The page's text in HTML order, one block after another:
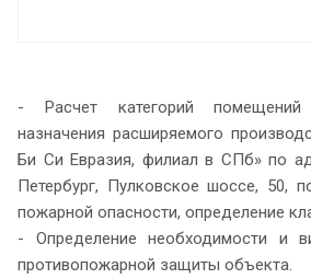
- Расчет категорий помещений
назначения расширяемого
Би Си Евразия, филиал в СПб» по
Петербург, Пулковское шоссе, 50,
пожарной опасности, определение
- Определение необходимости и
противопожарной защиты объекта.